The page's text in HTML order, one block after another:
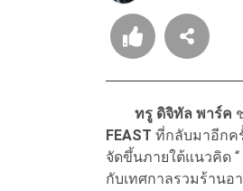
ทรู ดิจิทัล พาร์ค
FEAST ที่กลับมาอีกค
จัดขึ้นภายใต้แนวคิด
กับเทศกาลรวมร้านอ